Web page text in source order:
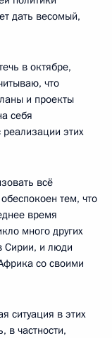
дать весомый,
в октябре,
что
и проекты
себя
реализации этих
всё
тем, что
время
много других
Сирии, и люди
со своими
ситуация в этих
в частности,